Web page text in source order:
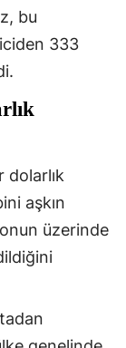
bu
333
dolarlık
aşkın
üzerinde